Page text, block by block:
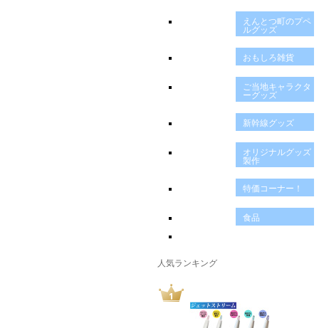
えんとつ町のプペ
ルグッズ
おもしろ雑貨
ご当地キャラクタ
ーグッズ
新幹線グッズ
オリジナルグッズ
製作
特価コーナー！
食品
人気ランキング